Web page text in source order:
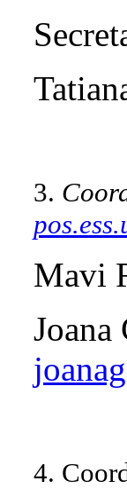
3.
Mavi
Joana
4.